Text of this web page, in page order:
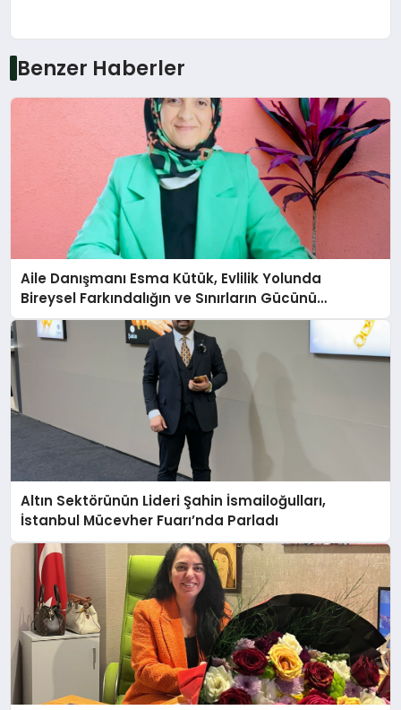
Benzer Haberler
Aile Danışmanı Esma Kütük, Evlilik Yolunda
Bireysel Farkındalığın ve Sınırların Gücünü
Anlatıyor
Altın Sektörünün Lideri Şahin İsmailoğulları,
İstanbul Mücevher Fuarı’nda Parladı ￼